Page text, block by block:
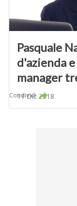
Pasquale
d'azienda
manager
11 Dic 2018
Condividi